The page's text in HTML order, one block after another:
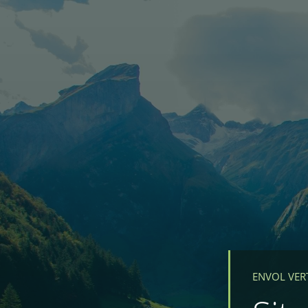
ENVOL